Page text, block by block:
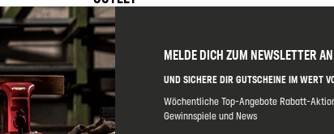
MELDE DICH ZUM NEWSLETTER AN
UND SICHERE DIR GUTSCHEINE IM WERT
Wöchentliche Top-Angebote Rabatt-
Gewinnspiele und News